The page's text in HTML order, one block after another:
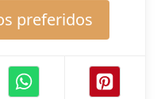
preferidos